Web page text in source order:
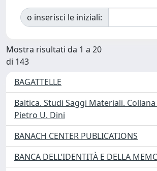
o inserisci le iniziali:
Mostra risultati da 1 a 20
di 143
BAGATTELLE
Baltica. Studi Saggi Materiali.
Pietro U. Dini
BANACH CENTER PUBLICATIONS
BANCA DELL’IDENTITÀ E DELLA